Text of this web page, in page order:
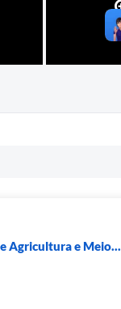
Agricultura e Meio...